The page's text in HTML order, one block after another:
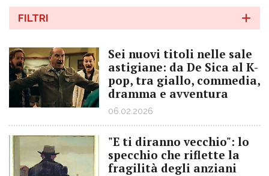
FILTRI
Sei nuovi titoli nelle sale
astigiane: da De Sica al K-
pop, tra giallo, commedia,
dramma e avventura
06.02.2026
"E ti diranno vecchio": lo
specchio che riflette la
fragilità degli anziani